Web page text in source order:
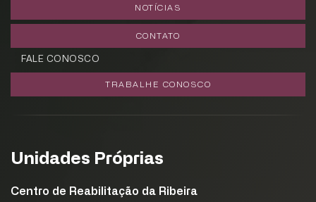
NOTÍCIAS
CONTATO
FALE CONOSCO
TRABALHE CONOSCO
Unidades Próprias
Centro de Reabilitação da Ribeira